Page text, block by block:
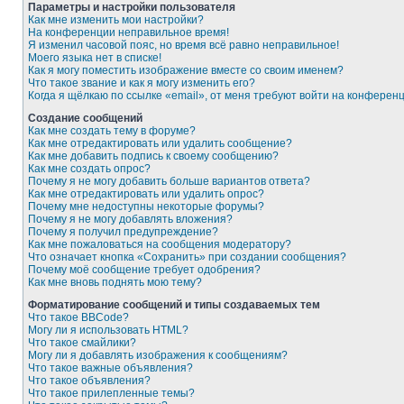
Параметры и настройки пользователя
Как мне изменить мои настройки?
На конференции неправильное время!
Я изменил часовой пояс, но время всё равно неправильное!
Моего языка нет в списке!
Как я могу поместить изображение вместе со своим именем?
Что такое звание и как я могу изменить его?
Когда я щёлкаю по ссылке «email», от меня требуют войти на
Создание сообщений
Как мне создать тему в форуме?
Как мне отредактировать или удалить сообщение?
Как мне добавить подпись к своему сообщению?
Как мне создать опрос?
Почему я не могу добавить больше вариантов ответа?
Как мне отредактировать или удалить опрос?
Почему мне недоступны некоторые форумы?
Почему я не могу добавлять вложения?
Почему я получил предупреждение?
Как мне пожаловаться на сообщения модератору?
Что означает кнопка «Сохранить» при создании сообщения?
Почему моё сообщение требует одобрения?
Как мне вновь поднять мою тему?
Форматирование сообщений и типы создаваемых тем
Что такое BBCode?
Могу ли я использовать HTML?
Что такое смайлики?
Могу ли я добавлять изображения к сообщениям?
Что такое важные объявления?
Что такое объявления?
Что такое прилепленные темы?